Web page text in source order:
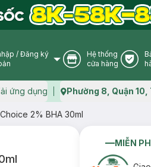
User Icon
/ Đăng ký
Store Icon
Hệ thống
cửa hàng
ứng dụng Phường 8, Quận
2% BHA 30ml
MIỄN